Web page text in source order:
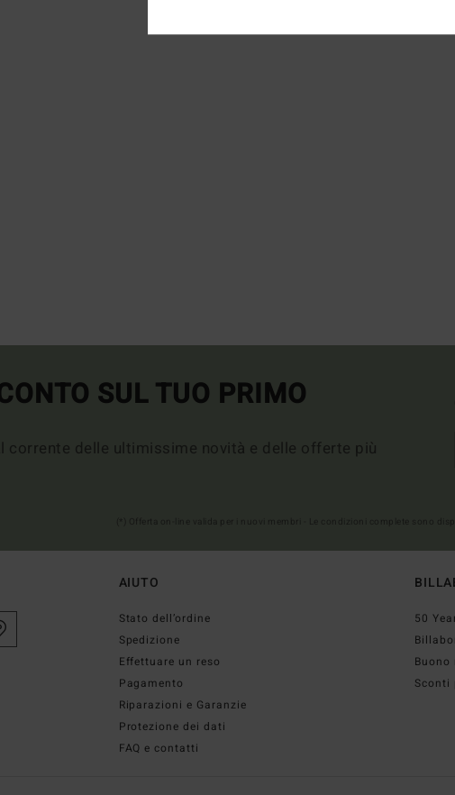
SUL TUO PRIMO
corrente delle ultimissime novità e delle offerte più
AIUTO
Stato dell’ordine
Spedizione
Effettuare un reso
Pagamento
Riparazioni e Garanzie
Protezione dei dati
FAQ e contatti
50
Buono
Sconti